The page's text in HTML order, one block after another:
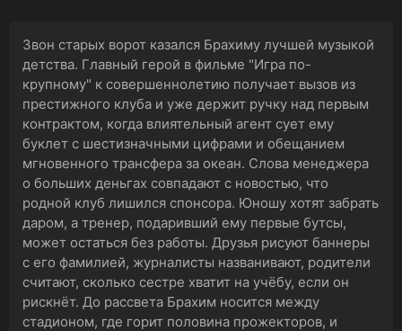
Звон старых ворот казался Брахиму лучшей музыкой
детства. Главный герой в фильме "Игра по-
крупному" к совершеннолетию получает вызов из
престижного клуба и уже держит ручку над первым
контрактом, когда влиятельный агент сует ему
буклет с шестизначными цифрами и обещанием
мгновенного трансфера за океан. Слова менеджера
о больших деньгах совпадают с новостью, что
родной клуб лишился спонсора. Юношу хотят забрать
даром, а тренер, подаривший ему первые бутсы,
может остаться без работы. Друзья рисуют баннеры
с его фамилией, журналисты названивают, родители
считают, сколько сестре хватит на учёбу, если он
рискнёт. До рассвета Брахим носится между
стадионом, где горит половина прожекторов, и